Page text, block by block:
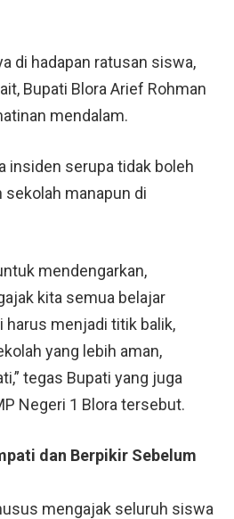
di hadapan ratusan siswa,
Bupati Blora Arief Rohman
mendalam.
insiden serupa tidak boleh
manapun di
mendengarkan,
kita semua belajar
harus menjadi titik balik,
yang lebih aman,
tegas Bupati yang juga
Negeri 1 Blora tersebut.
dan Berpikir Sebelum
mengajak seluruh siswa